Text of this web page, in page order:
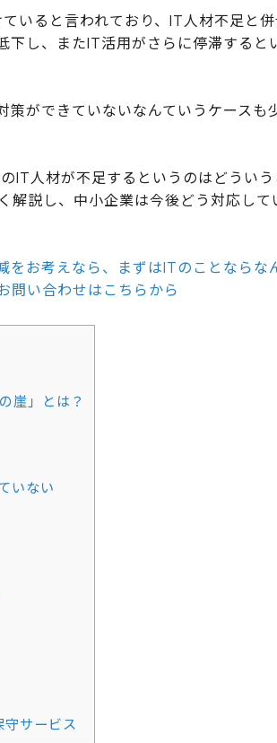
いると言われており、IT人材不足と
下し、またIT活用がさらに停滞すると
策ができていないなんていうケースも
IT人材が不足するというのはどういう
解説し、中小企業は今後どう対応して
お考えなら、まずはITのことならな
問い合わせはこちらから
崖」とは？
いない
サービス